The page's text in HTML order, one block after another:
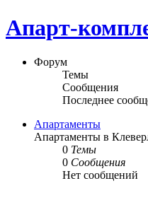
Апарт-
Форум
Темы
Сообщения
Последнее
Апартаменты
Апартаменты в
0 Темы
0 Сообщения
Нет сообщений